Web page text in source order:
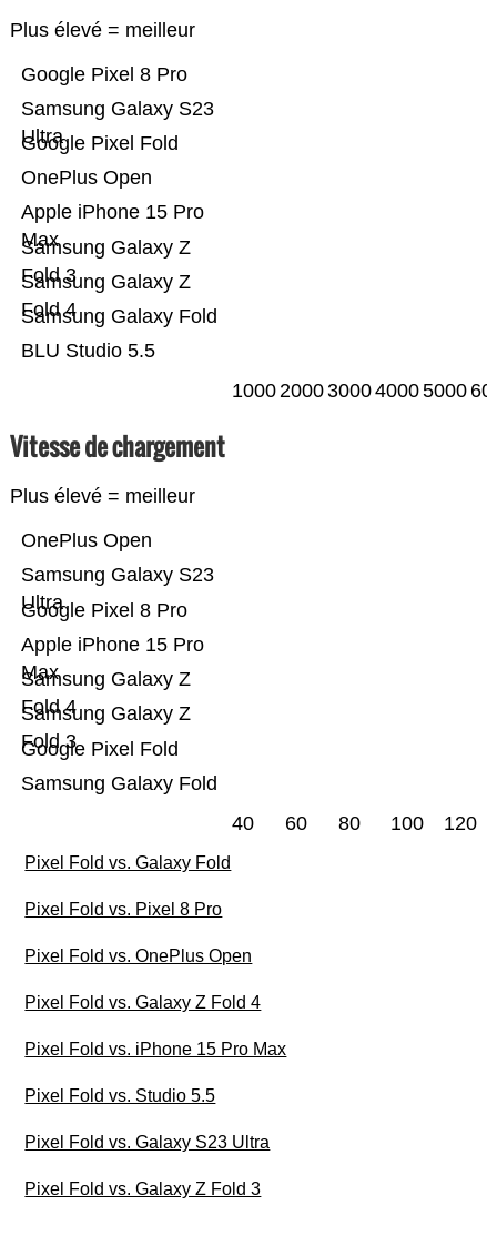
Plus élevé = meilleur
BLU Studio 5.5
Samsung Galaxy Fold
Samsung Galaxy Z
Fold 4
Samsung Galaxy Z
Fold 3
Apple iPhone 15 Pro
Max
OnePlus Open
Google Pixel Fold
Samsung Galaxy S23
Ultra
Google Pixel 8 Pro
10002000300040005000
Vitesse de chargement
Plus élevé = meilleur
Samsung Galaxy Fold
Google Pixel Fold
Samsung Galaxy Z
Fold 3
Samsung Galaxy Z
Fold 4
Apple iPhone 15 Pro
Max
Google Pixel 8 Pro
Samsung Galaxy S23
Ultra
OnePlus Open
40 60 80 100 120
Pixel Fold vs. Galaxy Fold
Pixel Fold vs. Pixel 8 Pro
Pixel Fold vs. OnePlus Open
Pixel Fold vs. Galaxy Z Fold 4
Pixel Fold vs. iPhone 15 Pro Max
Pixel Fold vs. Studio 5.5
Pixel Fold vs. Galaxy S23 Ultra
Pixel Fold vs. Galaxy Z Fold 3